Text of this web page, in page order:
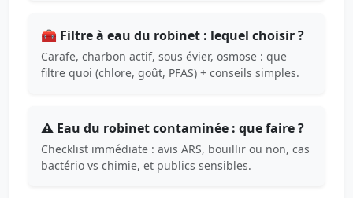
🧰 Filtre à eau du robinet : lequel choisir ?
Carafe, charbon actif, sous évier, osmose : que
filtre quoi (chlore, goût, PFAS) + conseils simples.
⚠️ Eau du robinet contaminée : que faire ?
Checklist immédiate : avis ARS, bouillir ou non, cas
bactério vs chimie, et publics sensibles.